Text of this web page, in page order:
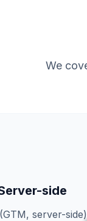
We
side
server-side)